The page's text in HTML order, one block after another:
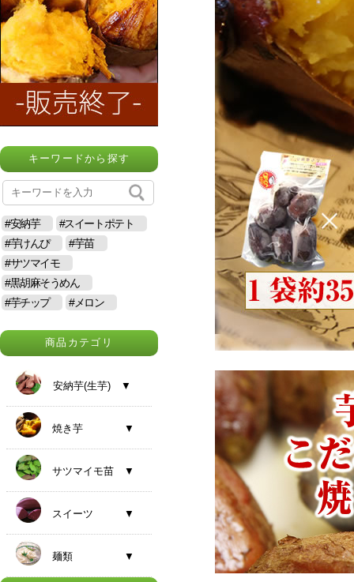
キーワードから探す
#安納芋
#スイートポテト
#芋けんぴ
#芋苗
#サツマイモ
#黒胡麻そうめん
#芋チップ
#メロン
商品カテゴリ
安納芋(生芋) ▼
焼き芋 ▼
サツマイモ苗 ▼
スイーツ ▼
麺類 ▼